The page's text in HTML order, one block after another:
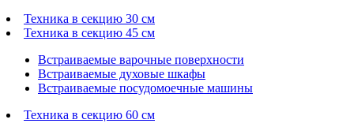
Техника в секцию 30 см
Техника в секцию 45 см
Встраиваемые варочные поверхности
Встраиваемые духовые шкафы
Встраиваемые посудомоечные машины
Техника в секцию 60 см